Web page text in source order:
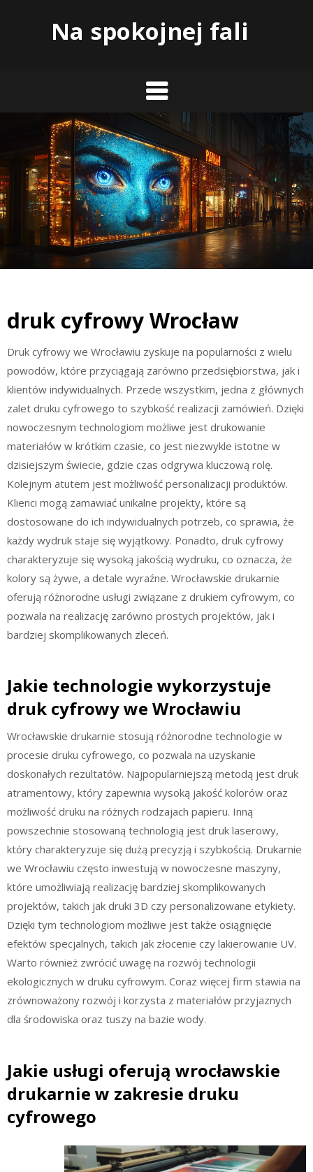
Na spokojnej fali
druk cyfrowy Wrocław
Druk cyfrowy we Wrocławiu zyskuje na popularności z wielu
powodów, które przyciągają zarówno przedsiębiorstwa, jak i
klientów indywidualnych. Przede wszystkim, jedna z głównych
zalet druku cyfrowego to szybkość realizacji zamówień. Dzięki
nowoczesnym technologiom możliwe jest drukowanie
materiałów w krótkim czasie, co jest niezwykle istotne w
dzisiejszym świecie, gdzie czas odgrywa kluczową rolę.
Kolejnym atutem jest możliwość personalizacji produktów.
Klienci mogą zamawiać unikalne projekty, które są
dostosowane do ich indywidualnych potrzeb, co sprawia, że
każdy wydruk staje się wyjątkowy. Ponadto, druk cyfrowy
charakteryzuje się wysoką jakością wydruku, co oznacza, że
kolory są żywe, a detale wyraźne. Wrocławskie drukarnie
oferują różnorodne usługi związane z drukiem cyfrowym, co
pozwala na realizację zarówno prostych projektów, jak i
bardziej skomplikowanych zleceń.
Jakie technologie wykorzystuje
druk cyfrowy we Wrocławiu
Wrocławskie drukarnie stosują różnorodne technologie w
procesie druku cyfrowego, co pozwala na uzyskanie
doskonałych rezultatów. Najpopularniejszą metodą jest druk
atramentowy, który zapewnia wysoką jakość kolorów oraz
możliwość druku na różnych rodzajach papieru. Inną
powszechnie stosowaną technologią jest druk laserowy,
który charakteryzuje się dużą precyzją i szybkością. Drukarnie
we Wrocławiu często inwestują w nowoczesne maszyny,
które umożliwiają realizację bardziej skomplikowanych
projektów, takich jak druki 3D czy personalizowane etykiety.
Dzięki tym technologiom możliwe jest także osiągnięcie
efektów specjalnych, takich jak złocenie czy lakierowanie UV.
Warto również zwrócić uwagę na rozwój technologii
ekologicznych w druku cyfrowym. Coraz więcej firm stawia na
zrównoważony rozwój i korzysta z materiałów przyjaznych
dla środowiska oraz tuszy na bazie wody.
Jakie usługi oferują wrocławskie
drukarnie w zakresie druku
cyfrowego